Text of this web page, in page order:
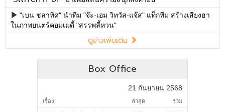
"เบน ชลาทิศ" นำทีม "จ๊ะ-เอม วิทวัส-แจ๊ส" แท็กทีม สร้างเสียงฮา
ในภาพยนตร์คอมเมดี้ "สรรพลี้หวน"
ดูข่าวเพิ่มเติม
Box Office
21 กันยายน 2568
เรื่อง ล่าสุด รวม